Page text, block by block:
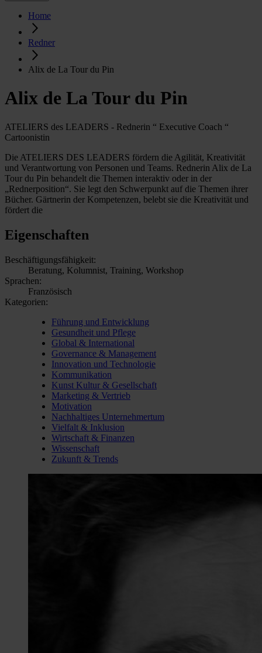
Home
Redner
Alix de La Tour du Pin
Alix de La Tour du Pin
ATELIERS des LEADERS - Rednerin “ Executive Coach “
Cartoonistin
Die ATELIERS DES LEADERS fördern die Agilität, Kreativität
und Verantwortung von Personen und Teams. Rednerin Alix de La
Tour du Pin behandelt die Themen interaktiv oder in der
„Rednerposition“. Sie legt den Schwerpunkt auf die Themen ihrer
Bücher. Gärtnerin der Kompetenzen, belebt sie die Kreativität und
fördert die
Eigenschaften
Beschäftigungsfähigkeit:
Beratung, Kolumnist, Training, Workshop
Sprachen:
Französisch
Kategorien:
Führung und Entwicklung
Gesundheit und Pflege
Global & International
Governance & Management
Innovation und Technologie
Kommunikation
Kunst Kultur & Gesellschaft
Marketing & Vertrieb
Motivation
Nachhaltiges Unternehmertum
Vielfalt & Inklusion
Wirtschaft & Finanzen
Wissenschaft
Zukunft & Trends